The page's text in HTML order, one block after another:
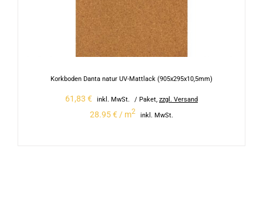
Korkboden Danta natur UV-Mattlack (905x295x10,5mm)
61,83 € inkl. MwSt. / Paket zzgl. Versand
28.95 € / m2 inkl. MwSt.